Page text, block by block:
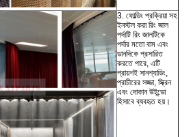
3. ফোল্ডিং প্রক্রিয়া সহ
ইনস্টল করা রিং জাল
পর্দাটি রিং জালটিকে
পর্দার মতো বাম এবং
ডানদিকে প্রসারিত
করতে পারে, এটি
প্রায়শই সানশ্যাডিং,
প্রাচীরের সজ্জা, স্ক্রিন
এবং দোকান উইন্ডো
হিসাবে ব্যবহৃত হয়।